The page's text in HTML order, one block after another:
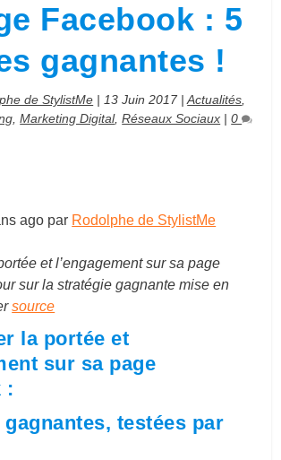
Facebook : 5
gagnantes !
de StylistMe | 13 Juin 2017|Actualités
,Marketing Digital,Réseaux Sociaux |0
ago par Rodolphe de StylistMe
et l’engagement sur sa page
sur la stratégie gagnante mise en
source
la portée et
sur sa page
:
testées par